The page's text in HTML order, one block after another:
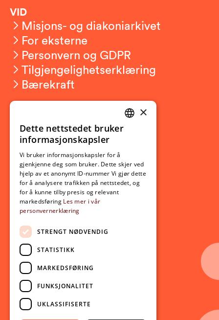
VID
Misjons- og diakoniarkivet
For eksterne
Personvern og GDPR
Tilgjengelighetserklæring
Bærekraft
Ny student
Utveksling
Opptak
Lov- og regelverk
Aktuelt
Nyheter
Arrangementer
Nyhetsbrev
Ledige stillinger
Følg oss på sosiale medier:
Facebook
Instagram
Youtube
NORWEGIAN
×
Dette nettstedet bruker
informasjonskapsler
Vi bruker informasjonskapsler for å
gjenkjenne deg som bruker. Dette skjer ved
hjelp av et anonymt ID-nummer Vi gjør dette
for å analysere trafikken på nettstedet, og
for å kunne tilby presis og relevant
markedsføring Les mer i vår
personvernerklæring
STRENGT NØDVENDIG
STATISTIKK
MARKEDSFØRING
FUNKSJONALITET
UKLASSIFISERTE